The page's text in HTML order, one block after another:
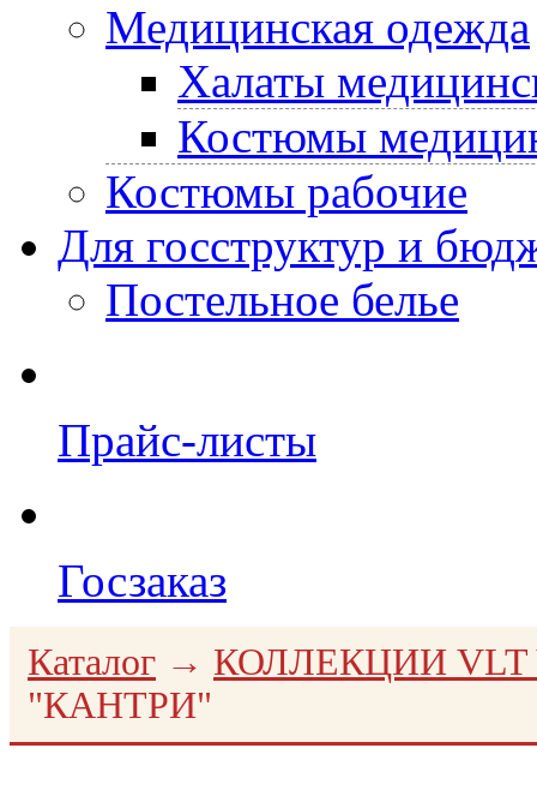
Медицинская одежда
Халаты
Костюмы
Костюмы рабочие
Для госструктур и
Постельное белье
Прайс-листы
Госзаказ
Каталог → КОЛЛЕКЦИИ VLT
"КАНТРИ"